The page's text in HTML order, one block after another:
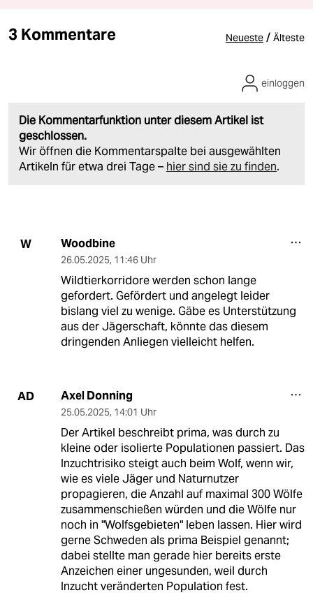
3 Kommentare Neueste / Älteste
Die Kommentarfunktion unter diesem Artikel ist
geschlossen.
Wir öffnen die Kommentarspalte bei ausgewählten
Artikeln für etwa drei Tage – hier sind sie zu finden.
einloggen
W Woodbine
26.05.2025, 11:46 Uhr
Wildtierkorridore werden schon lange
gefordert. Gefördert und angelegt leider
bislang viel zu wenige. Gäbe es Unterstützung
aus der Jägerschaft, könnte das diesem
dringenden Anliegen vielleicht helfen.
AD Axel Donning
25.05.2025, 14:01 Uhr
Der Artikel beschreibt prima, was durch zu
kleine oder isolierte Populationen passiert. Das
Inzuchtrisiko steigt auch beim Wolf, wenn wir,
wie es viele Jäger und Naturnutzer
propagieren, die Anzahl auf maximal 300 Wölfe
zusammenschießen würden und die Wölfe nur
noch in "Wolfsgebieten" leben lassen. Hier wird
gerne Schweden als prima Beispiel genannt;
dabei stellte man gerade hier bereits erste
Anzeichen einer ungesunden, weil durch
Inzucht veränderten Population fest.